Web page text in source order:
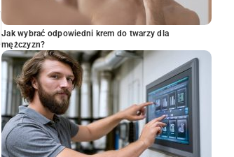
Jak wybrać odpowiedni krem do twarzy dla
mężczyzn?